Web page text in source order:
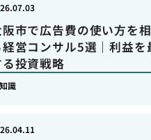
阪市で広告費の使い方を
経営コンサル5選｜利益を
る投資戦略
知識